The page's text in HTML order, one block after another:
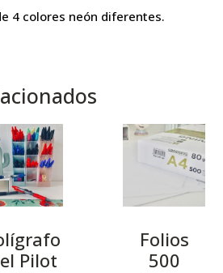
4 colores neón diferentes.
Folios
500
Pilot